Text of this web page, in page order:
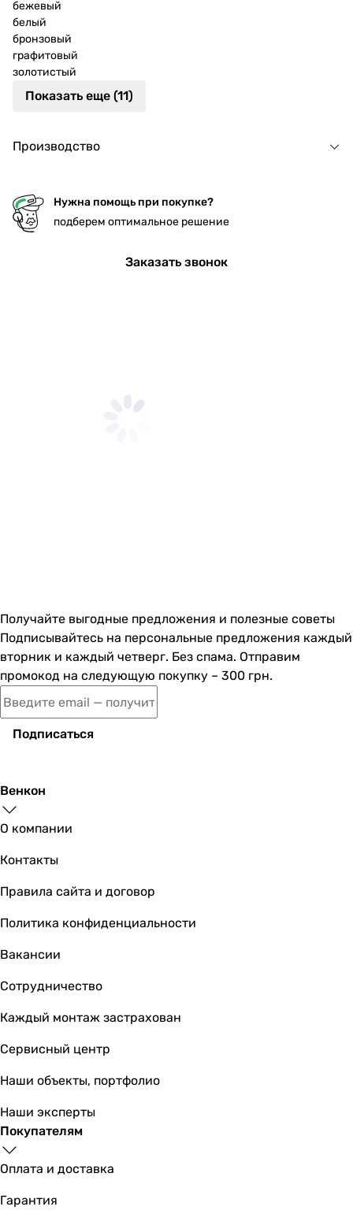
бежевый
белый
бронзовый
графитовый
золотистый
Показать еще (11)
Производство
Нужна помощь при покупке?
подберем оптимальное решение
Заказать звонок
Получайте выгодные предложения и полезные советы
Подписывайтесь на персональные предложения каждый
вторник и каждый четверг. Без спама. Отправим
промокод на следующую покупку – 300 грн.
Подписаться
Венкон
О компании
Контакты
Правила сайта и договор
Политика конфиденциальности
Вакансии
Сотрудничество
Каждый монтаж застрахован
Сервисный центр
Наши объекты, портфолио
Наши эксперты
Покупателям
Оплата и доставка
Гарантия